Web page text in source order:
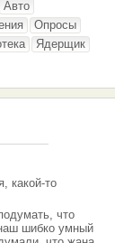
Авто
Опросы
Ядерщик
какой-то
что
шибко умный